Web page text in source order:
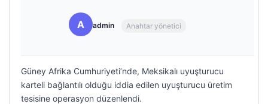
A admin Anahtar yönetici
Güney Afrika Cumhuriyeti’nde, Meksikalı uyuşturucu
karteli bağlantılı olduğu iddia edilen uyuşturucu üretim
tesisine operasyon düzenlendi.